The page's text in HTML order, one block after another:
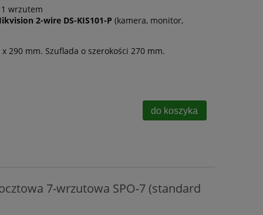
wrzutem
2-wire DS-KIS101-P (kamera, monitor,
290 mm. Szuflada o szerokości 270 mm.
do koszyka
7-wrzutowa SPO-7 (standard